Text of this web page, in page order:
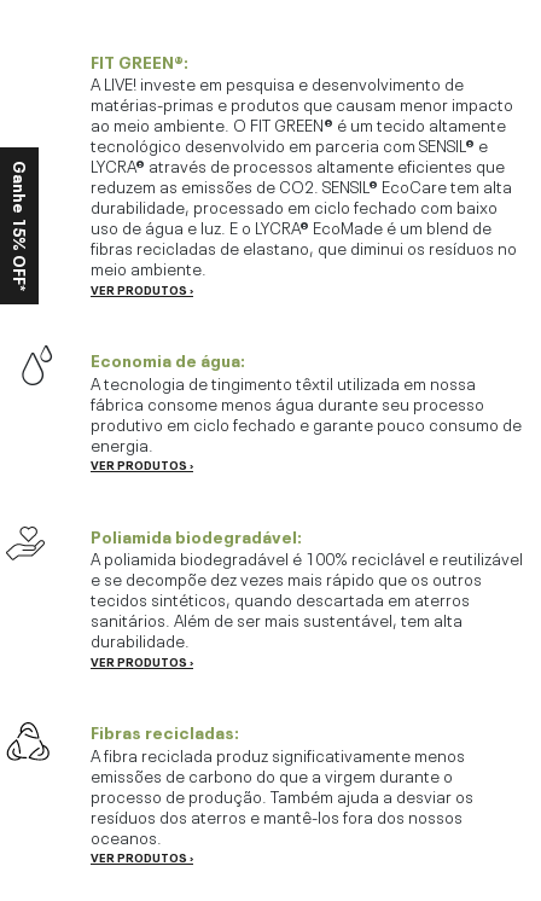
FIT GREEN®:
A LIVE! investe em pesquisa e desenvolvimento de
matérias-primas e produtos que causam menor impacto
ao meio ambiente. O FIT GREEN® é um tecido altamente
tecnológico desenvolvido em parceria com SENSIL® e
LYCRA® através de processos altamente eficientes que
reduzem as emissões de CO2. SENSIL® EcoCare tem alta
durabilidade, processado em ciclo fechado com baixo
uso de água e luz. E o LYCRA® EcoMade é um blend de
fibras recicladas de elastano, que diminui os resíduos no
meio ambiente.
VER PRODUTOS ›
EAG2
Economia de água:
A tecnologia de tingimento têxtil utilizada em nossa
fábrica consome menos água durante seu processo
produtivo em ciclo fechado e garante pouco consumo de
energia.
VER PRODUTOS ›
Poliamida biodegradável:
A poliamida biodegradável é 100% reciclável e reutilizável
e se decompõe dez vezes mais rápido que os outros
tecidos sintéticos, quando descartada em aterros
sanitários. Além de ser mais sustentável, tem alta
durabilidade.
VER PRODUTOS ›
Fibras recicladas:
A fibra reciclada produz significativamente menos
emissões de carbono do que a virgem durante o
processo de produção. Também ajuda a desviar os
resíduos dos aterros e mantê-los fora dos nossos
oceanos.
VER PRODUTOS ›
Ganhe 15% OFF*